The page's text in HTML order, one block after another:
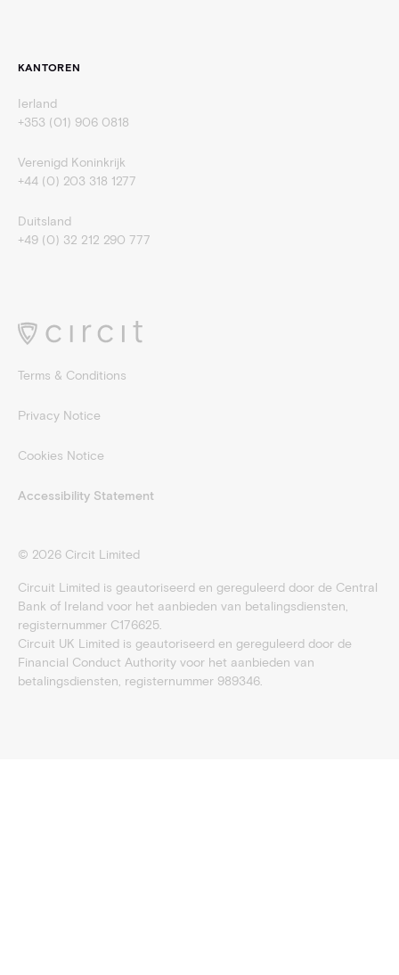
KANTOREN
Ierland
+353 (01) 906 0818
Verenigd Koninkrijk
+44 (0) 203 318 1277
Duitsland
+49 (0) 32 212 290 777
Terms & Conditions
Privacy Notice
Cookies Notice
Accessibility Statement
© 2026Circit Limited
Circuit Limited is geautoriseerd en gereguleerd door de Central
Bank of Ireland voor het aanbieden van betalingsdiensten,
registernummer C176625.
Circuit UK Limited is geautoriseerd en gereguleerd door de
Financial Conduct Authority voor het aanbieden van
betalingsdiensten, registernummer 989346.